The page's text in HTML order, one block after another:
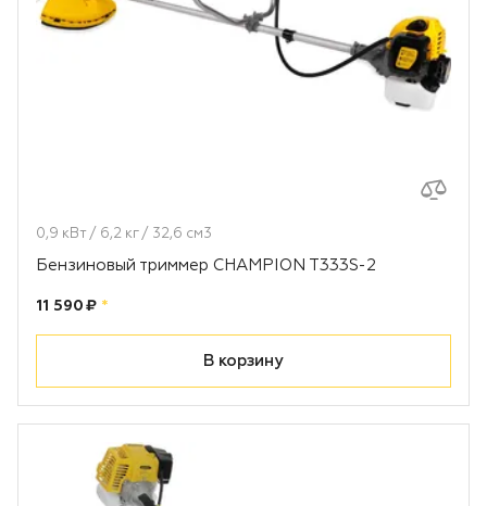
0,9 кВт / 6,2 кг / 32,6 см3
Бензиновый триммер CHAMPION T333S-2
Цена:
11 590 ₽ рублей
*
В корзину